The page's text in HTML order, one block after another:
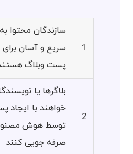
1
سازندگان محتوا
سریع و آسان برای
پست وبلاگ
2
بلاگرها یا
خواهند با ایجاد
توسط هوش
صرفه جویی کنند